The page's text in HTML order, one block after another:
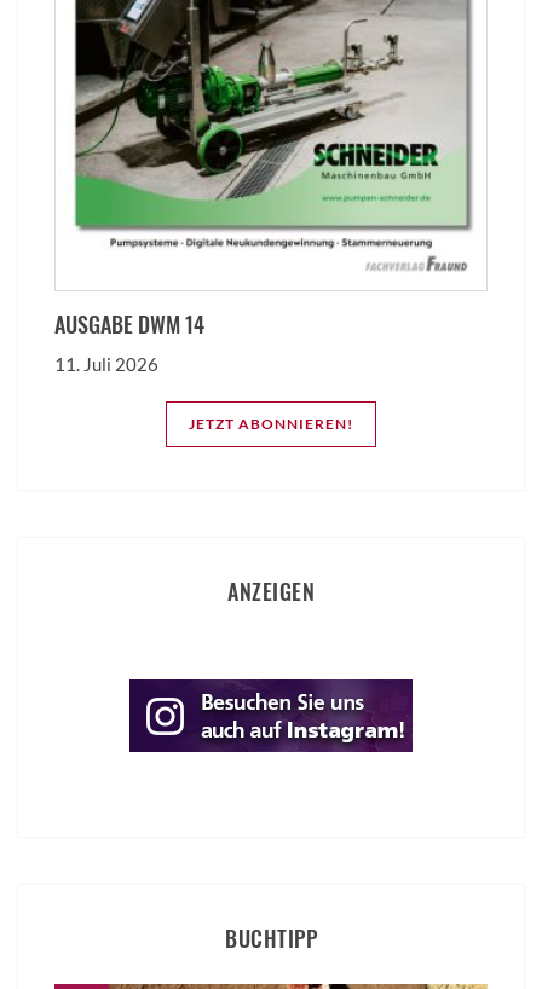
AUSGABE DWM 14
11. Juli 2026
JETZT ABONNIEREN!
ANZEIGEN
BUCHTIPP